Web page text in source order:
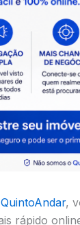
QuintoAndar,
rápido